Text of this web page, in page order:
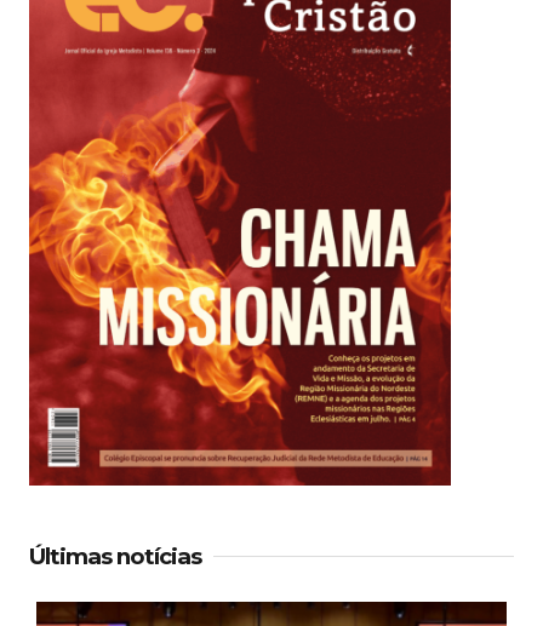
Últimas notícias